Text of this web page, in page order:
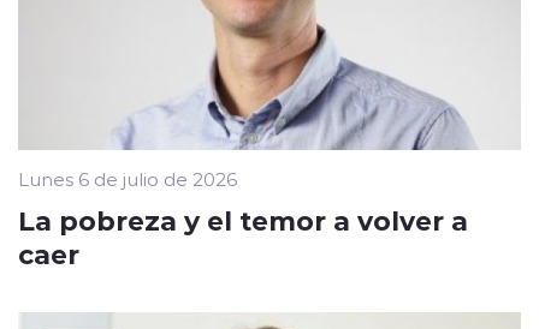
Lunes 6 de julio de 2026
La pobreza y el temor a volver a
caer